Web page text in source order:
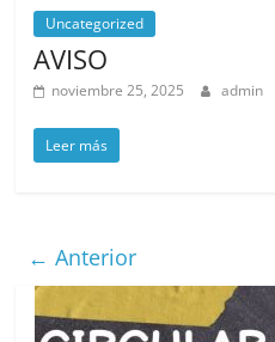
Uncategorized
AVISO
noviembre 25, 2025 admin
Leer más
← Anterior